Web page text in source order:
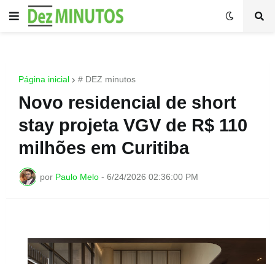
Página inicial # DEZ minutos
Novo residencial de short
stay projeta VGV de R$ 110
milhões em Curitiba
por Paulo Melo - 6/24/2026 02:36:00 PM